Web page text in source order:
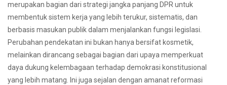
merupakan bagian dari strategi jangka panjang DPR untuk
membentuk sistem kerja yang lebih terukur, sistematis, dan
berbasis masukan publik dalam menjalankan fungsi legislasi.
Perubahan pendekatan ini bukan hanya bersifat kosmetik,
melainkan dirancang sebagai bagian dari upaya memperkuat
daya dukung kelembagaan terhadap demokrasi konstitusional
yang lebih matang. Ini juga sejalan dengan amanat reformasi